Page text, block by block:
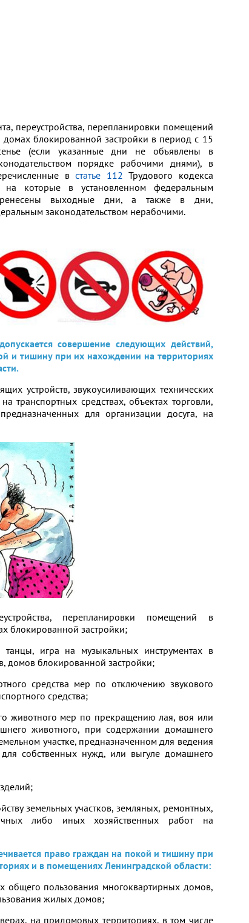
переустройства, перепланировки помещений
блокированной застройки в период с 15
(если указанные дни не объявлены в
порядке рабочими днями), в
встатье 112 Трудового кодекса
которые в установленном федеральным
выходные дни, а также в дни,
законодательством нерабочими.
совершение следующих действий,
и тишину при их нахождении на территориях
устройств, звукоусиливающих технических
транспортных средствах, объектах торговли,
для организации досуга, на
перепланировки помещений в
блокированной застройки;
танцы, игра на музыкальных инструментах в
домов блокированной застройки;
средства мер по отключению звукового
средства;
животного мер по прекращению лая, воя или
животного, при содержании домашнего
участке, предназначенном для ведения
для собственных нужд, или выгуле домашнего
земельных участков, земляных, ремонтных,
либо иных хозяйственных работ на
право граждан на покой и тишину при
и в помещениях Ленинградской области:
пользования многоквартирных домов,
жилых домов;
на придомовых территориях, в том числе